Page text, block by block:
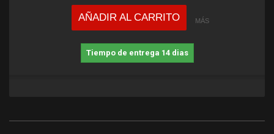
AÑADIR AL CARRITO MÁS
Tiempo de entrega 14 dias